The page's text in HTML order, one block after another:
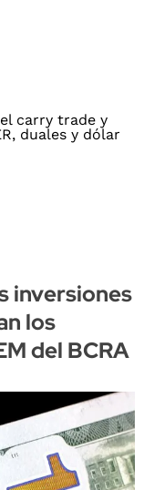
inversiones
los
del BCRA